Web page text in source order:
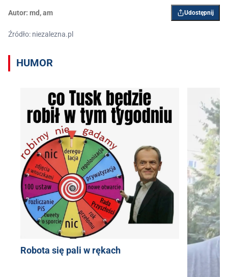
Autor: md ,am Udostępnij
Źródło: niezalezna.pl
HUMOR
Robota się pali w rękach